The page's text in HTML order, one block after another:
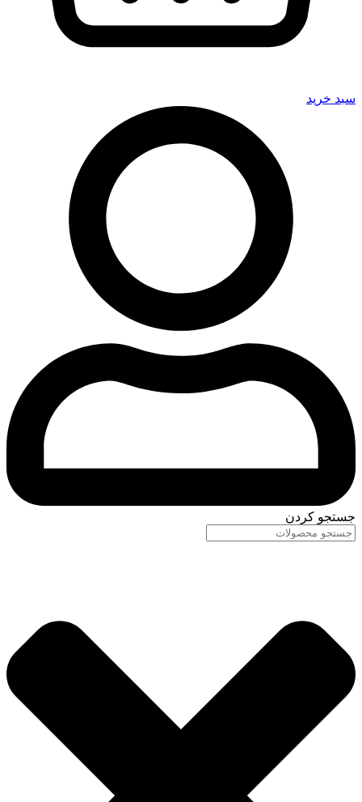
سبد خرید
جستجو کردن